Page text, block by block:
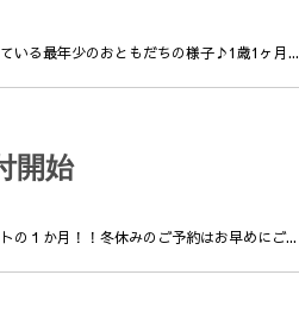
いる最年少のおともだちの様子♪1歳1ヶ月...
開始
１か月！！冬休みのご予約はお早めにご...